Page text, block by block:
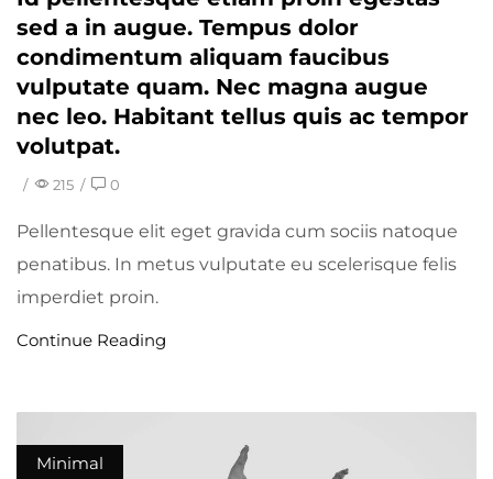
sed a in augue. Tempus dolor
condimentum aliquam faucibus
vulputate quam. Nec magna augue
nec leo. Habitant tellus quis ac tempor
volutpat.
/ 215 / 0
Pellentesque elit eget gravida cum sociis natoque
penatibus. In metus vulputate eu scelerisque felis
imperdiet proin.
Continue Reading
Minimal